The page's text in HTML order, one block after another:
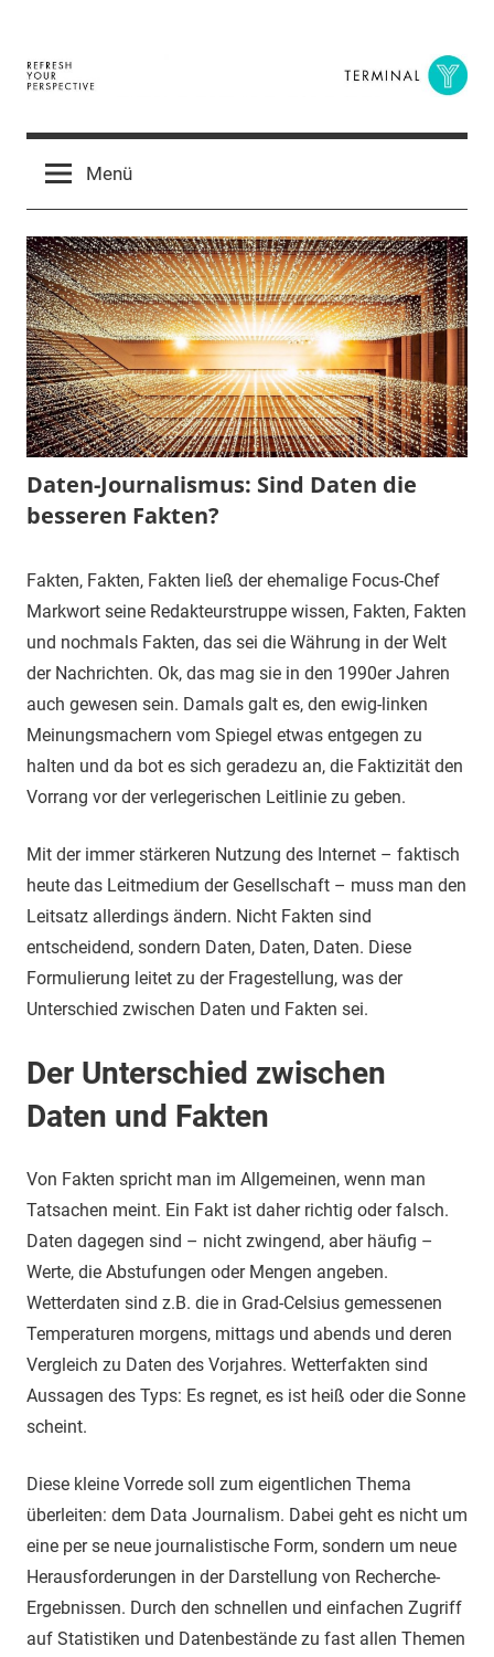
springen
Terminal
Y
Digital
BusinessMenü
Daten-Journalismus: Sind Daten die
besseren Fakten?
17.
Juli
2019
terminal-
y
Sapere
aude
Fakten, Fakten, Fakten ließ der ehemalige Focus-Chef
Markwort seine Redakteurstruppe wissen, Fakten, Fakten
und nochmals Fakten, das sei die Währung in der Welt
der Nachrichten. Ok, das mag sie in den 1990er Jahren
auch gewesen sein. Damals galt es, den ewig-linken
Meinungsmachern vom Spiegel etwas entgegen zu
halten und da bot es sich geradezu an, die Faktizität den
Vorrang vor der verlegerischen Leitlinie zu geben.
Mit der immer stärkeren Nutzung des Internet – faktisch
heute das Leitmedium der Gesellschaft – muss man den
Leitsatz allerdings ändern. Nicht Fakten sind
entscheidend, sondern Daten, Daten, Daten. Diese
Formulierung leitet zu der Fragestellung, was der
Unterschied zwischen Daten und Fakten sei.
Der Unterschied zwischen
Daten und Fakten
Von Fakten spricht man im Allgemeinen, wenn man
Tatsachen meint. Ein Fakt ist daher richtig oder falsch.
Daten dagegen sind – nicht zwingend, aber häufig –
Werte, die Abstufungen oder Mengen angeben.
Wetterdaten sind z.B. die in Grad-Celsius gemessenen
Temperaturen morgens, mittags und abends und deren
Vergleich zu Daten des Vorjahres. Wetterfakten sind
Aussagen des Typs: Es regnet, es ist heiß oder die Sonne
scheint.
Diese kleine Vorrede soll zum eigentlichen Thema
überleiten: dem Data Journalism. Dabei geht es nicht um
eine per se neue journalistische Form, sondern um neue
Herausforderungen in der Darstellung von Recherche-
Ergebnissen. Durch den schnellen und einfachen Zugriff
auf Statistiken und Datenbestände zu fast allen Themen